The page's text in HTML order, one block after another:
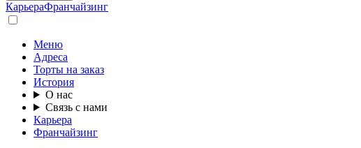
КарьераФранчайзинг
Меню
Адреса
Торты на заказ
История
О нас
Связь с нами
Карьера
Франчайзинг